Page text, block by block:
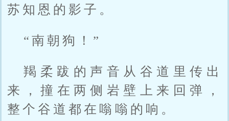
苏知恩的影子。
“南朝狗！”
羯柔跋的声音从谷道里传出
来，撞在两侧岩壁上来回弹，
整个谷道都在嗡嗡的响。